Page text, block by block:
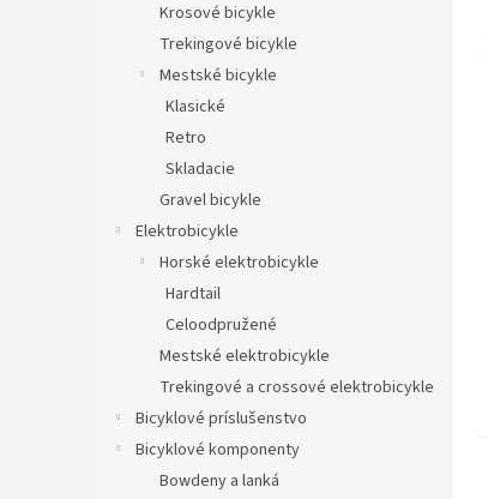
Krosové bicykle
Trekingové bicykle
Mestské bicykle
Klasické
Retro
Skladacie
Gravel bicykle
Elektrobicykle
Horské elektrobicykle
Hardtail
Celoodpružené
Mestské elektrobicykle
Trekingové a crossové elektrobicykle
Bicyklové príslušenstvo
Bicyklové komponenty
Bowdeny a lanká